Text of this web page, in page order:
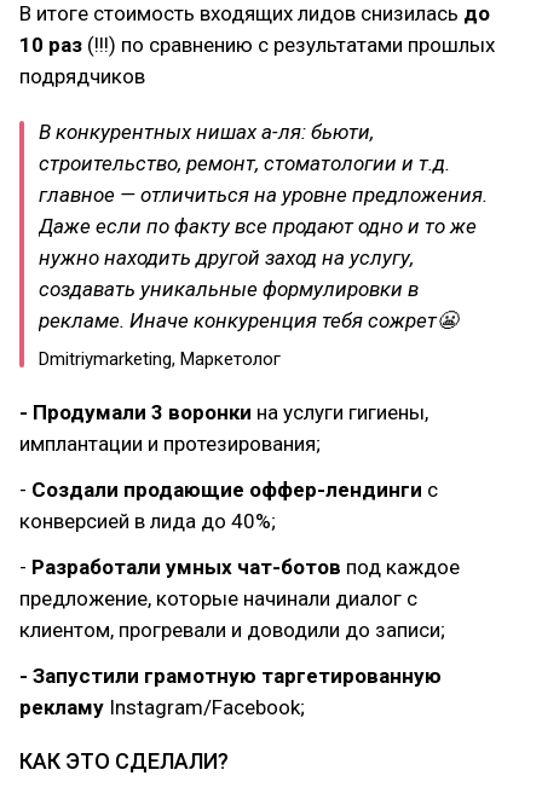
В итоге стоимость входящих лидов снизилась до
10 раз (!!!) по сравнению с результатами прошлых
подрядчиков
В конкурентных нишах а-ля: бьюти,
строительство, ремонт, стоматологии и т.д.
главное — отличиться на уровне предложения.
Даже если по факту все продают одно и то же
нужно находить другой заход на услугу,
создавать уникальные формулировки в
рекламе. Иначе конкуренция тебя сожрет😬
Dmitriymarketing, Маркетолог
- Продумали 3 воронки на услуги гигиены,
имплантации и протезирования;
- Создали продающие оффер-лендинги с
конверсией в лида до 40%;
- Разработали умных чат-ботов под каждое
предложение, которые начинали диалог с
клиентом, прогревали и доводили до записи;
- Запустили грамотную таргетированную
рекламу Instagram/Facebook;
КАК ЭТО СДЕЛАЛИ?